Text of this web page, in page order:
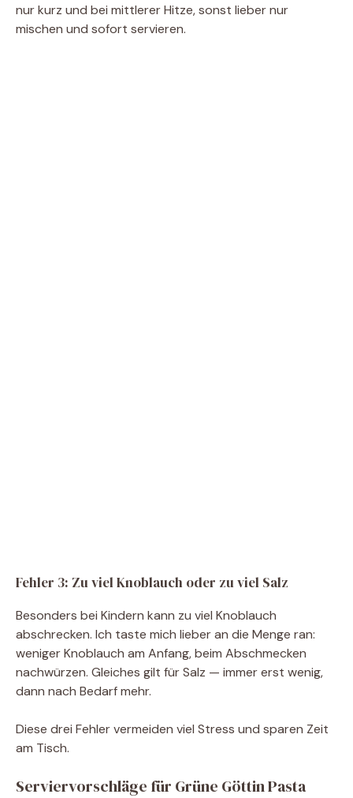
nur kurz und bei mittlerer Hitze, sonst lieber nur
mischen und sofort servieren.
Fehler 3: Zu viel Knoblauch oder zu viel Salz
Besonders bei Kindern kann zu viel Knoblauch
abschrecken. Ich taste mich lieber an die Menge ran:
weniger Knoblauch am Anfang, beim Abschmecken
nachwürzen. Gleiches gilt für Salz — immer erst wenig,
dann nach Bedarf mehr.
Diese drei Fehler vermeiden viel Stress und sparen Zeit
am Tisch.
Serviervorschläge für Grüne Göttin Pasta